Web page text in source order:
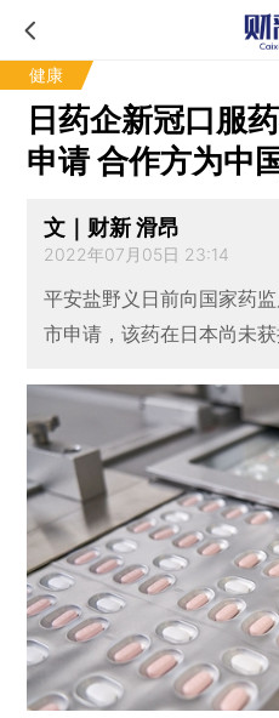
健康
日药企新冠口服
申请 合作方为中
文｜财新 滑昂
2022年07月05日 23:14
平安盐野义日前向国家药
市申请，该药在日本尚未